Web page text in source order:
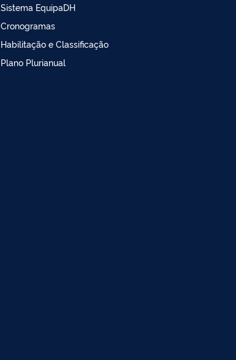
Sistema EquipaDH
Cronogramas
Habilitação e Classificação
Plano Plurianual